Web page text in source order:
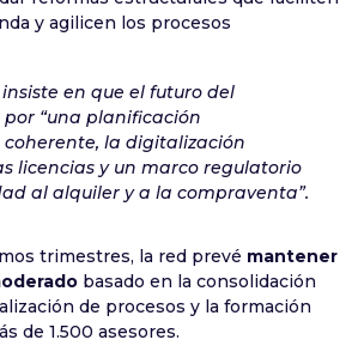
y agilicen los procesos
insiste en que el futuro del
“una planificación
la digitalización
licencias y un marco regulatorio
al alquiler y a la compraventa”.
trimestres, la red prevé mantener
basado en la consolidación
de procesos y la formación
de 1.500 asesores.